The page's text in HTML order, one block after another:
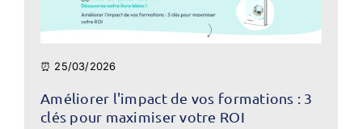
⏰ 25/03/2026
Améliorer l'impact de vos formations : 3
clés pour maximiser votre ROI